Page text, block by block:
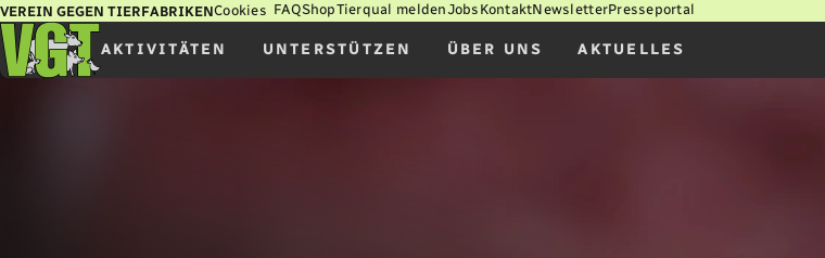
VEREIN GEGEN TIERFABRIKENCookies FAQShopTierqual meldenJobs KontaktNewsletterPresseportal
AKTIVITÄTEN UNTERSTÜTZEN ÜBER UNS AKTUELLES